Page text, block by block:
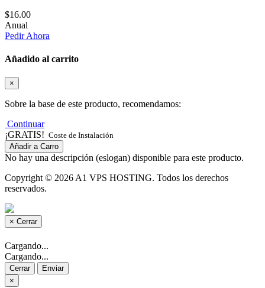
$16.00
Anual
Pedir Ahora
Añadido al carrito
×
Sobre la base de este producto, recomendamos:
Continuar
¡GRATIS! Coste de Instalación
Añadir a Carro
No hay una descripción (eslogan) disponible para este producto.
Copyright © 2026 A1 VPS HOSTING. Todos los derechos
reservados.
× Cerrar
Cargando...
Cargando...
Cerrar
Enviar
×